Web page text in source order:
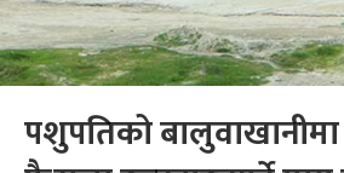
पशुपतिको बालुवाखानीमा